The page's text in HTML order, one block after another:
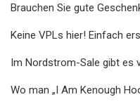
Brauchen Sie gute
Keine VPLs hier! Einfach
Im Nordstrom-Sale gibt es
Wo man „I Am Kenough